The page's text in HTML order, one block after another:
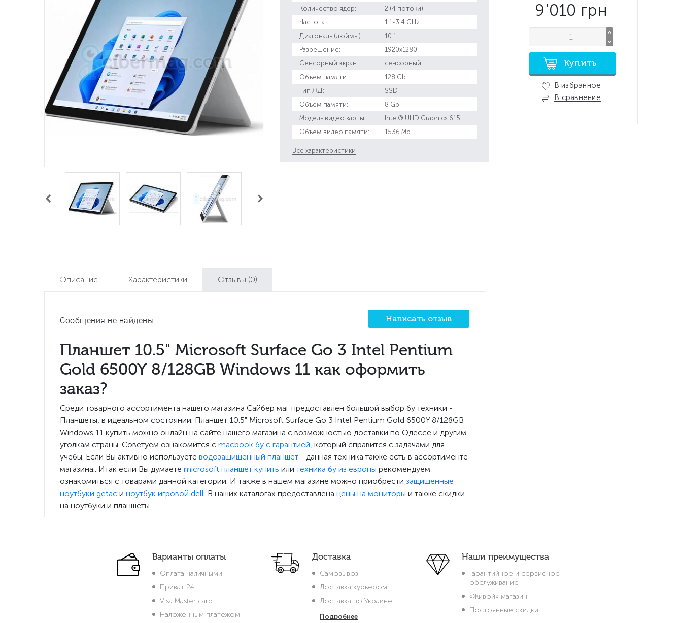
Количество ядер:
2 (4 потоки)
Частота:
1.1-3.4 GHz
Диагональ (дюймы):
10.1
Разрешение:
1920x1280
Сенсорный экран:
сенсорный
Объем памяти:
128 Gb
Тип ЖД:
SSD
Объем памяти:
8 Gb
Модель видео карты:
Intel® UHD Graphics 615
Объем видео памяти:
1536 Mb
Все характеристики
9'010 грн
Купить
В избранное
В сравнение
Описание Характеристики Отзывы (0)
Сообщения не найдены Написать отзыв
Планшет 10.5" Microsoft Surface Go 3 Intel Pentium
Gold 6500Y 8/128GB Windows 11 как оформить
заказ?
Среди товарного ассортимента нашего магазина Сайбер маг предоставлен большой выбор бу техники -
Планшеты, в идеальном состоянии. Планшет 10.5" Microsoft Surface Go 3 Intel Pentium Gold 6500Y 8/128GB
Windows 11 купить можно онлайн на сайте нашего магазина с возможностью доставки по Одессе и другим
уголкам страны. Советуем ознакомится с macbook бу с гарантией, который справится с задачами для
учебы. Если Вы активно используете водозащищенный планшет - данная техника также есть в ассортименте
магазина.. Итак если Вы думаете microsoft планшет купить или техника бу из европы рекомендуем
ознакомиться с товарами данной категории. И также в нашем магазине можно приобрести защищенные
ноутбуки getac и ноутбук игровой dell. В наших каталогах предоставлена цены на мониторы и также скидки
на ноутбуки и планшеты.
Варианты оплаты
Оплата наличными
Приват 24
Visa Master card
Наложенным платежом
Доставка
Самовывоз
Доставка курьером
Доставка по Украине
Подробнее
Наши преимущества
Гарантийное и сервисное
обслуживание
«Живой» магазин
Постоянные скидки